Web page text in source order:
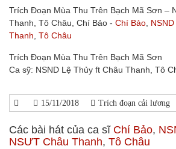
Trích Đoạn Mùa Thu Trên Bạch Mã Sơn –
Thanh, Tô Châu, Chí Bảo - Chí Bảo
Thanh Tô Châu
Trích Đoạn Mùa Thu Trên Bạch Mã Sơn
Ca sỹ: NSND Lệ Thủy ft Châu Thanh, Tô
15/11/2018 Trích đoạn cải lương
Các bài hát của ca sĩ Chí Bảo,
NSƯT Châu Thanh, Tô Châu